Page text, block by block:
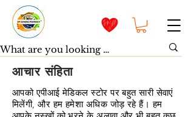
आचार संहिता
आपको एपीआई मेडिकल स्टोर पर बहुत सारी सेवाएं
मिलेंगी, और हम हमेशा अधिक जोड़ रहे हैं। हम